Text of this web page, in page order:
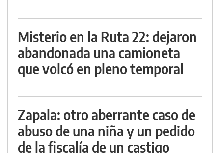
Misterio en la Ruta 22: dejaron
abandonada una camioneta
que volcó en pleno temporal
Zapala: otro aberrante caso de
abuso de una niña y un pedido
de la fiscalía de un castigo